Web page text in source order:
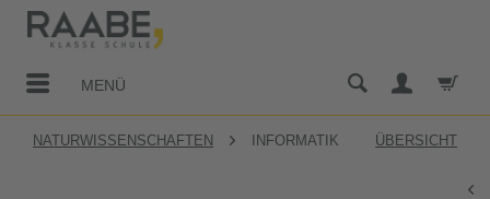
MENÜ
NATURWISSENSCHAFTEN INFORMATIK ÜBERSICHT